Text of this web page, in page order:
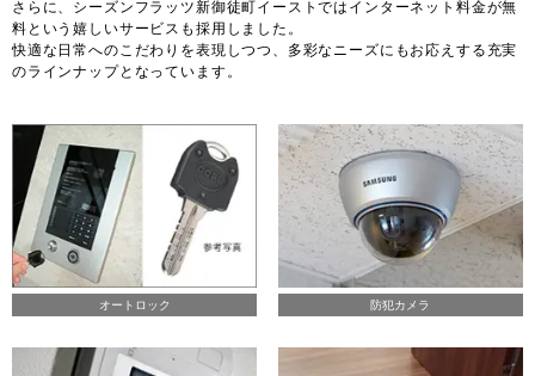
さらに、シーズンフラッツ新御徒町イーストではインターネット料金が無
料という嬉しいサービスも採用しました。
快適な日常へのこだわりを表現しつつ、多彩なニーズにもお応えする充実
のラインナップとなっています。
オートロック 防犯カメラ